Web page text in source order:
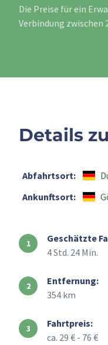
Die Preise für ein
Verbindung zwischen
Details
Abfahrtsort:
Ankunftsort:
Geschätzte
4 Std. 24 Min.
Entfernung:
354 km
Fahrtpreis:
ca. 29 € - 76 €